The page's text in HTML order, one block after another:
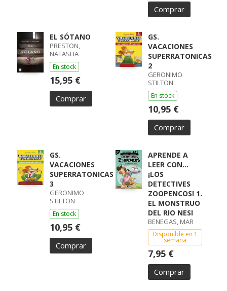
Comprar
EL SÓTANO
PRESTON,
NATASHA
En stock
15,95 €
Comprar
GS.
VACACIONES
SUPERRATONICAS
2
GERONIMO
STILTON
En stock
10,95 €
Comprar
GS.
VACACIONES
SUPERRATONICAS
3
GERONIMO
STILTON
En stock
10,95 €
Comprar
APRENDE A
LEER CON...
¡LOS
DETECTIVES
ZOOPENCOS! 1.
EL MONSTRUO
DEL RIO NESI
BENEGAS, MAR
Disponible en 1
semana
7,95 €
Comprar